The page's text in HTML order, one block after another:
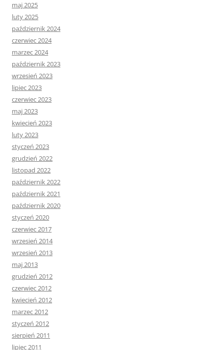
maj 2025
luty 2025
październik 2024
czerwiec 2024
marzec 2024
październik 2023
wrzesień 2023
lipiec 2023
czerwiec 2023
maj 2023
kwiecień 2023
luty 2023
styczeń 2023
grudzień 2022
listopad 2022
październik 2022
październik 2021
październik 2020
styczeń 2020
czerwiec 2017
wrzesień 2014
wrzesień 2013
maj 2013
grudzień 2012
czerwiec 2012
kwiecień 2012
marzec 2012
styczeń 2012
sierpień 2011
lipiec 2011